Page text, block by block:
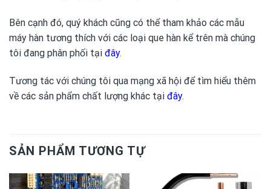
Bên cạnh đó, quý khách cũng có thể tham khảo các mẫu
máy hàn tương thích với các loại que hàn kể trên mà chúng
tôi đang phân phối tại đây.
Tương tác với chúng tôi qua mạng xã hội để tìm hiểu thêm
về các sản phẩm chất lượng khác tại đây.
SẢN PHẨM TƯƠNG TỰ